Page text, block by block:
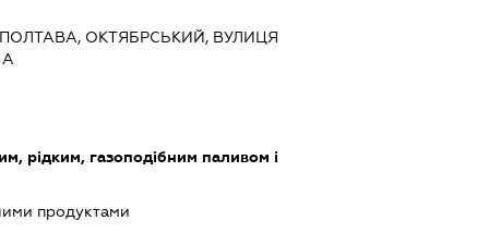
ОКТЯБРСЬКИЙ, ВУЛИЦЯ
А
рідким, газоподібним паливом і
продуктами